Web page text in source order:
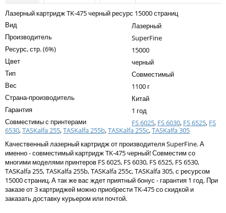
Konica Minolta
Lexmark
Ricoh
Sharp
Toshiba
Xerox
Для франкировальной машины
Ленточные картриджи
Лазерный картридж TK-475 черный ресурс 15000 страниц
Вид
Лазерный
Производитель
SuperFine
Ресурс, стр. (6%)
15000
Цвет
черный
Тип
Совместимый
Вес
1100 г
Страна-производитель
Китай
Гарантия
1 год
Совместимы с принтерами
FS 6025, FS 6030, FS 6525, FS
6530,TASKalfa 255,TASKalfa 255b,TASKalfa 255c,TASKalfa 305
Качественный лазерный картридж от производителя SuperFine. А
именно - совместимый картридж TK-475 черный! Совместим со
многими моделями принтеров FS 6025, FS 6030, FS 6525, FS 6530,
TASKalfa 255, TASKalfa 255b, TASKalfa 255c, TASKalfa 305, с ресурсом
15000 страниц. А так же вас ждет приятный бонус - гарантия 1 год. При
заказе от 3 картриджей можно приобрести TK-475 со скидкой и
заказать доставку курьером или почтой.